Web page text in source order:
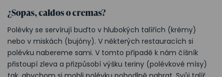
¿Sopas, caldos o cremas?
Polévky se servírují buďto v hlubokých talířích (krémy)
nebo v miskách (bujóny). V některých restauracích si
polévku nabereme sami. V tomto případě k nám číšník
přistoupí zleva a přizpůsobí výšku teriny (polévkové mísy)